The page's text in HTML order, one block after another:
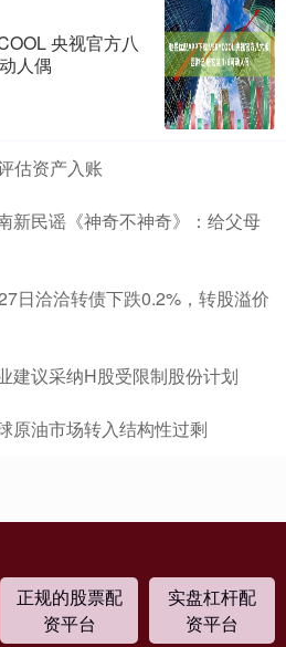
央视官方八
人偶
估资产入账
新民谣《神奇不神奇》：给父母
日洽洽转债下跌0.2%，转股溢价
建议采纳H股受限制股份计划
原油市场转入结构性过剩
正规的股票配
资平台
实盘杠杆配
资平台